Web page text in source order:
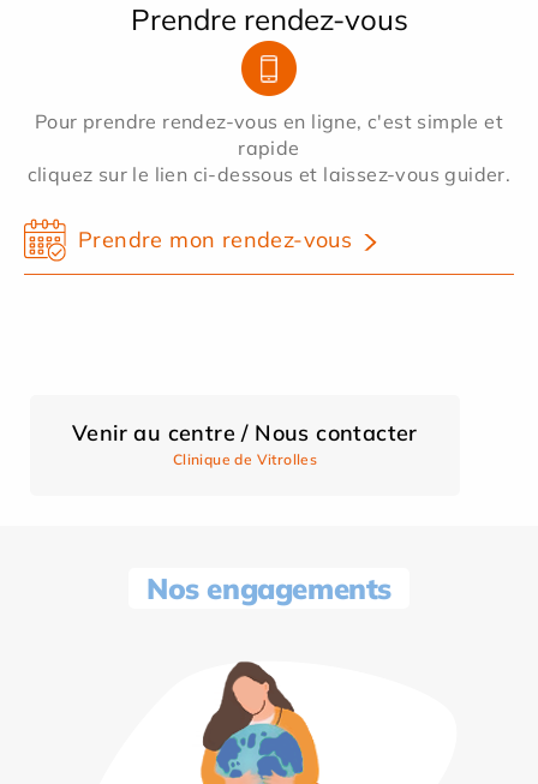
Prendre rendez-vous
Pour prendre rendez-vous en ligne, c'est simple et
rapide
cliquez sur le lien ci-dessous et laissez-vous guider.
Prendre mon rendez-vous
Venir au centre / Nous contacter
Clinique de Vitrolles
Nos engagements